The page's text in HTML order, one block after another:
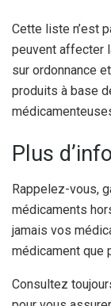
Cette liste n’est
peuvent affecter
sur ordonnance
produits à base
Plus
Rappelez-vous,
médicaments
jamais vos
médicament que
Consultez